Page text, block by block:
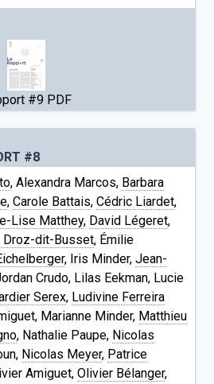
#9 PDF
#8
, Alexandra Marcos, Barbara
, Carole Battais, Cédric Liardet,
Lise Matthey, David Légeret,
Droz-dit-Busset, Émilie
, Iris Minder, Jean-
Crudo, Lilas Eekman, Lucie
Serex, Ludivine Ferreira
Marianne Minder, Matthieu
, Nathalie Paupe, Nicolas
Nicolas Meyer, Patrice
Amiguet, Olivier Bélanger,